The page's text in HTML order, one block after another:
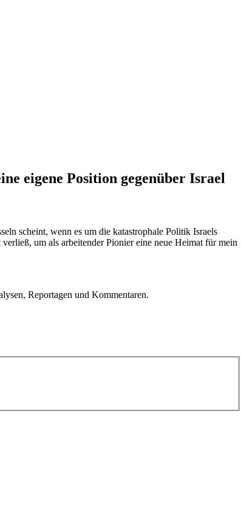
eigene Position gegenüber Israel
scheint, wenn es um die katastrophale Politik Israels
um als arbeitender Pionier eine neue Heimat für mein
Reportagen und Kommentaren.